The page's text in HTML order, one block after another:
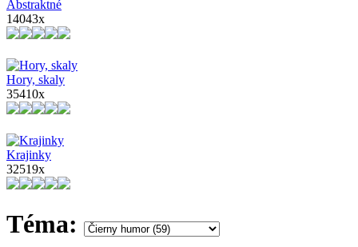
Abstraktné
14043x
Hory, skaly
35410x
Krajinky
32519x
Téma: